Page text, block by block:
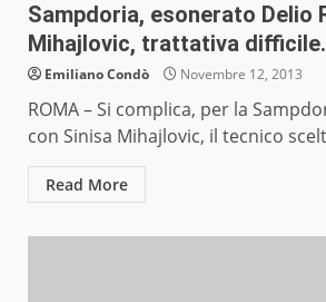
Sampdoria, esonerato Delio
Mihajlovic, trattativa difficile.
Emiliano Condò Novembre 12, 2013
ROMA – Si complica, per la
con Sinisa Mihajlovic, il tecnico
Read More